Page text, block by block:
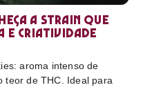
a strain que
e criatividade
aroma intenso de
teor de THC. Ideal para